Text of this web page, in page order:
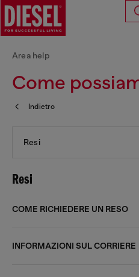
Come
Area help
Indietro
Resi
Resi
COME RICHIEDERE UN RESO
INFORMAZIONI SUL CORRIERE